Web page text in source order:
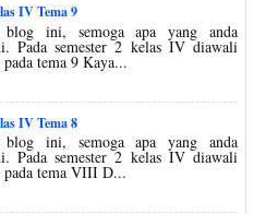
IV Tema 9
ini, semoga apa yang anda
Pada semester 2 kelas IV diawali
tema 9 Kaya...
IV Tema 8
ini, semoga apa yang anda
Pada semester 2 kelas IV diawali
pada tema VIII D...